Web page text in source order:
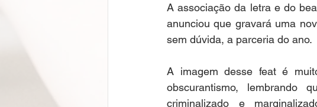
A associação da letra e do
anunciou que gravará uma
sem dúvida, a parceria do ano.
A imagem desse feat é
obscurantismo, lembrando
criminalizado e